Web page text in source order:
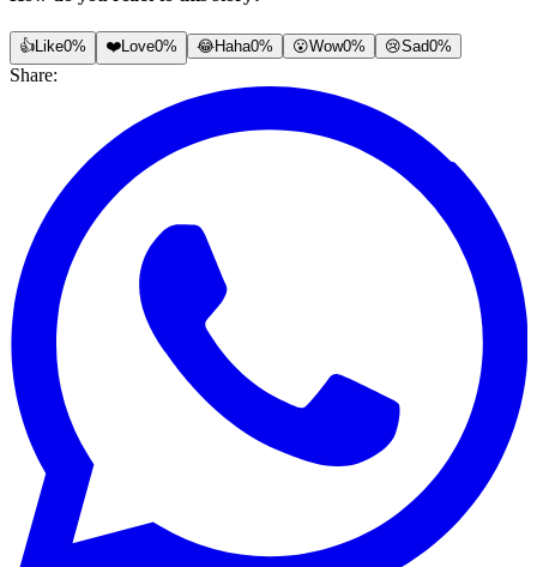
👍Like0% ❤️Love0% 😂Haha0% 😮Wow0% 😢Sad0%
Share: